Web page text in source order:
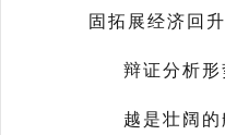
固拓展经济回
辩证分析
越是壮阔的